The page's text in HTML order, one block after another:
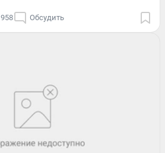
958 Обсудить